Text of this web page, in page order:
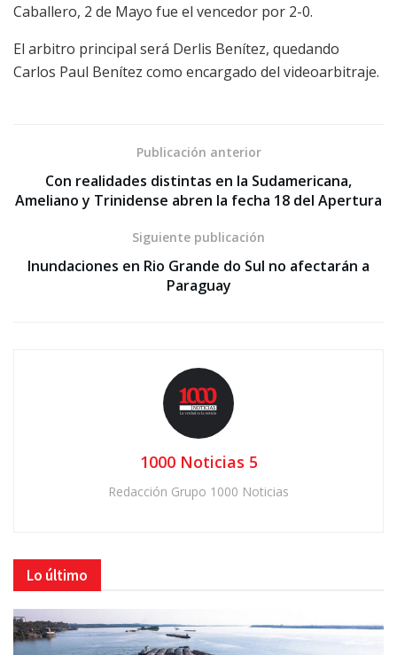
Caballero, 2 de Mayo fue el vencedor por 2-0.
El arbitro principal será Derlis Benítez, quedando
Carlos Paul Benítez como encargado del videoarbitraje.
Publicación anterior
Con realidades distintas en la Sudamericana,
Ameliano y Trinidense abren la fecha 18 del Apertura
Siguiente publicación
Inundaciones en Rio Grande do Sul no afectarán a
Paraguay
1000 Noticias 5
Redacción Grupo 1000 Noticias
Lo último